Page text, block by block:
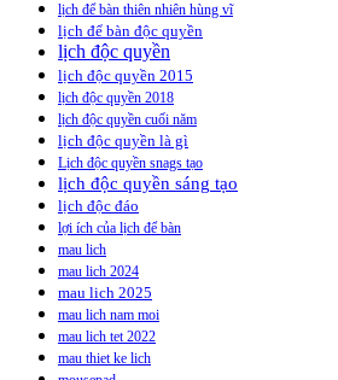
lịch để bàn thiên nhiên hùng vĩ
lịch để bàn độc quyền
lịch độc quyền
lịch độc quyền 2015
lịch độc quyền 2018
lịch độc quyền cuối năm
lịch độc quyền là gì
Lịch độc quyền snags tạo
lịch độc quyền sáng tạo
lịch độc đáo
lợi ích của lịch để bàn
mau lich
mau lich 2024
mau lich 2025
mau lich nam moi
mau lich tet 2022
mau thiet ke lich